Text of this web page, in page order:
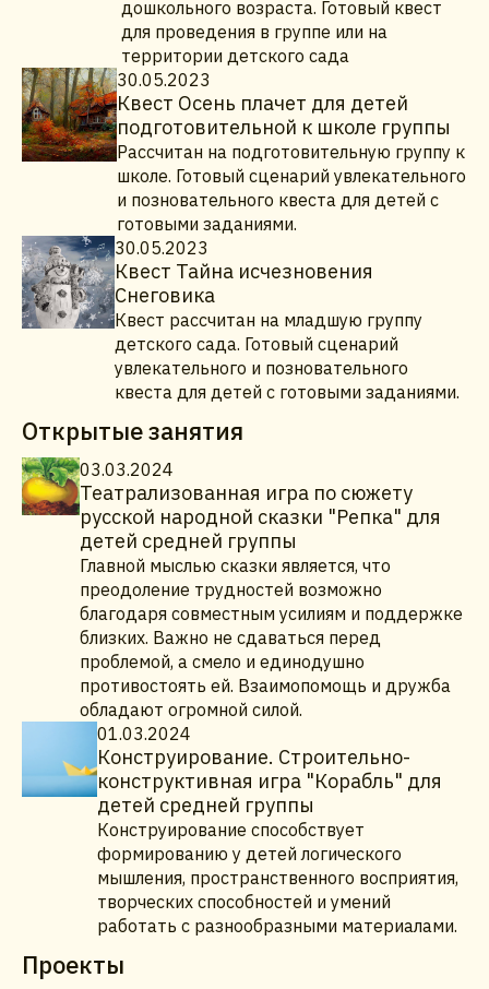
дошкольного возраста. Готовый квест
для проведения в группе или на
территории детского сада
30.05.2023
Квест Осень плачет для детей
подготовительной к школе группы
Рассчитан на подготовительную группу к
школе. Готовый сценарий увлекательного
и позновательного квеста для детей с
готовыми заданиями.
30.05.2023
Квест Тайна исчезновения
Снеговика
Квест рассчитан на младшую группу
детского сада. Готовый сценарий
увлекательного и позновательного
квеста для детей с готовыми заданиями.
Открытые занятия
03.03.2024
Театрализованная игра по сюжету
русской народной сказки "Репка" для
детей средней группы
Главной мыслью сказки является, что
преодоление трудностей возможно
благодаря совместным усилиям и поддержке
близких. Важно не сдаваться перед
проблемой, а смело и единодушно
противостоять ей. Взаимопомощь и дружба
обладают огромной силой.
01.03.2024
Конструирование. Строительно-
конструктивная игра "Корабль" для
детей средней группы
Конструирование способствует
формированию у детей логического
мышления, пространственного восприятия,
творческих способностей и умений
работать с разнообразными материалами.
Проекты